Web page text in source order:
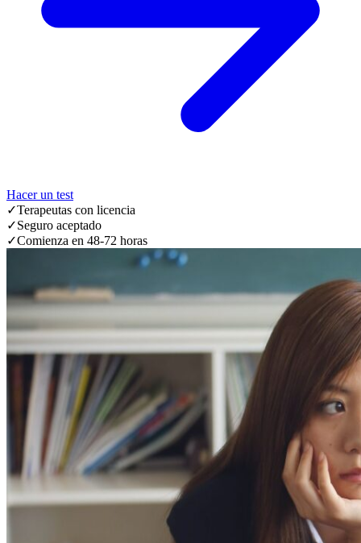
Hacer un test
✓Terapeutas con licencia
✓Seguro aceptado
✓Comienza en 48-72 horas